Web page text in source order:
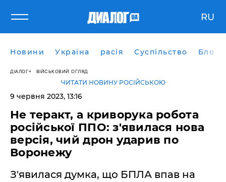
RU
Новини Україна расія Суспільство Блоги
ДІАЛОГ ВІЙСЬКОВИЙ ОГЛЯД
ЧИТАТИ НОВИНУ РОСІЙСЬКОЮ
9 червня 2023, 13:16
Не теракт, а криворука робота
російської ППО: з'явилася нова
версія, чий дрон ударив по
Воронежу
З'явилася думка, що БПЛА впав на